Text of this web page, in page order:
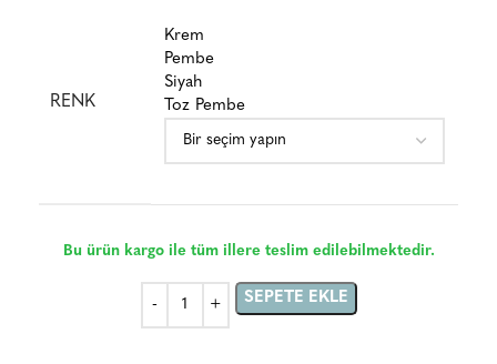
RENK
Krem
Pembe
Siyah
Toz Pembe
Bu ürün kargo ile tüm illere teslim edilebilmektedir.
SEPETE EKLE